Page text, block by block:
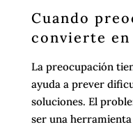
Cuando
convierte
La preocupación
ayuda a prever
soluciones. El
ser una